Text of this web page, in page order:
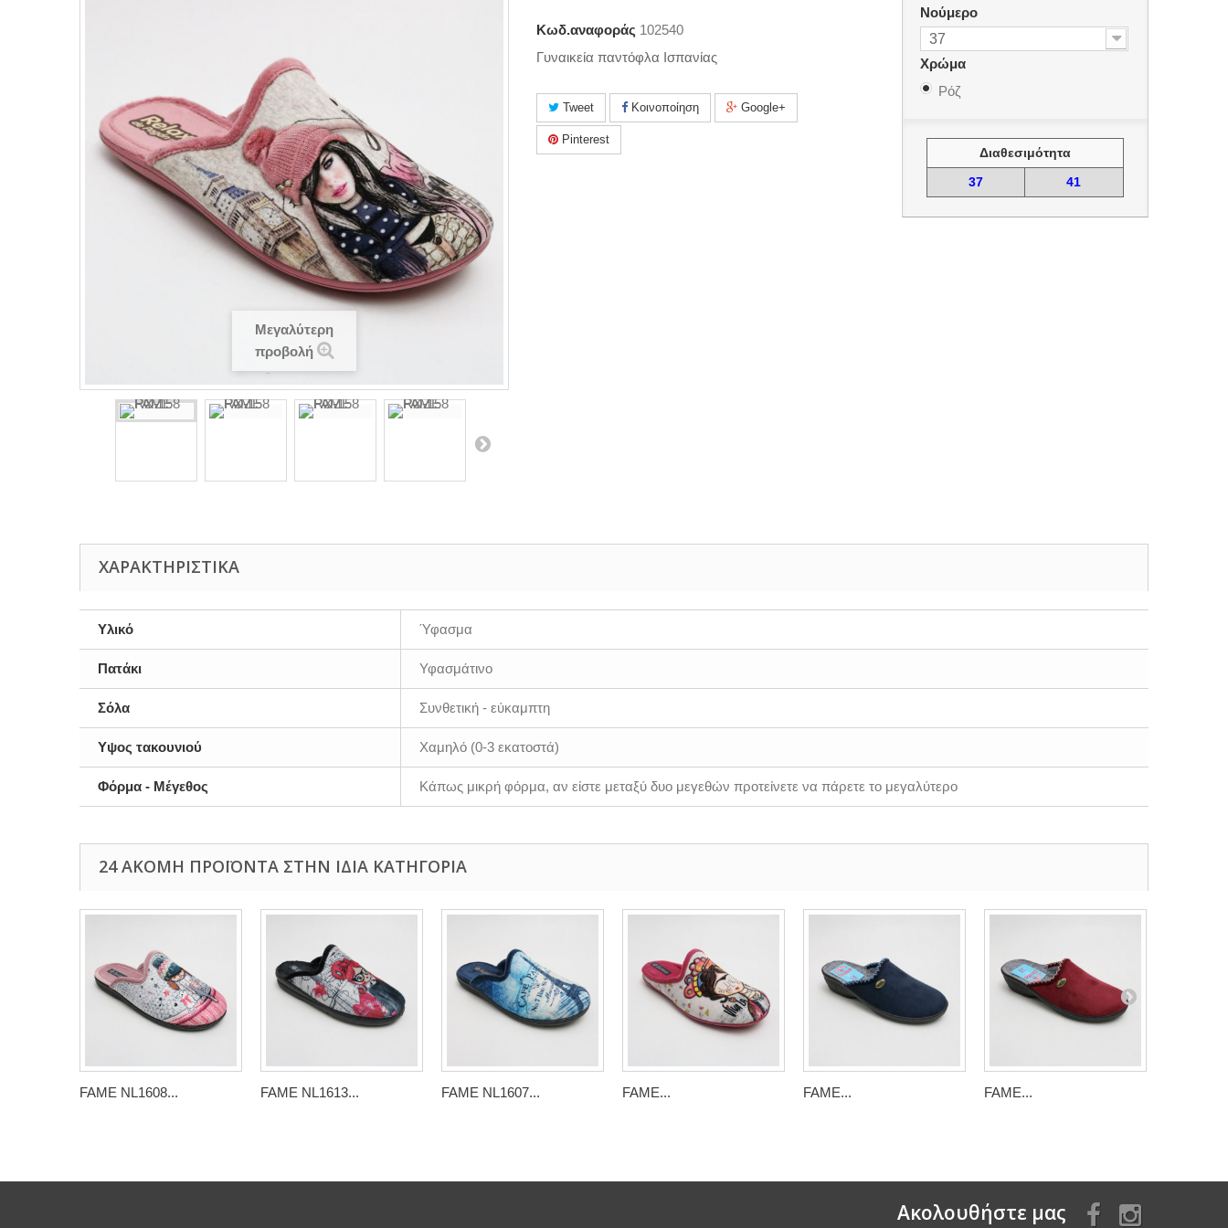
Μεγαλύτερη
προβολή
Κωδ.αναφοράς 102540
Γυναικεία παντόφλα Ισπανίας
Tweet Κοινοποίηση Google+
Pinterest
Νούμερο
37
Χρώμα
Ρόζ
Διαθεσιμότητα
37
41
ΧΑΡΑΚΤΗΡΙΣΤΙΚΆ
Υλικό Ύφασμα
Πατάκι Υφασμάτινο
Σόλα Συνθετική - εύκαμπτη
Υψος τακουνιού Χαμηλό (0-3 εκατοστά)
Φόρμα - Μέγεθος Κάπως μικρή φόρμα, αν είστε μεταξύ δυο μεγεθών προτείνετε να πάρετε το μεγαλύτερο
24 ΑΚΌΜΗ ΠΡΟΪΌΝΤΑ ΣΤΗΝ ΊΔΙΑ ΚΑΤΗΓΟΡΊΑ
FAME NL1608... FAME NL1613... FAME NL1607... FAME... FAME... FAME...
Aκολουθήστε μας